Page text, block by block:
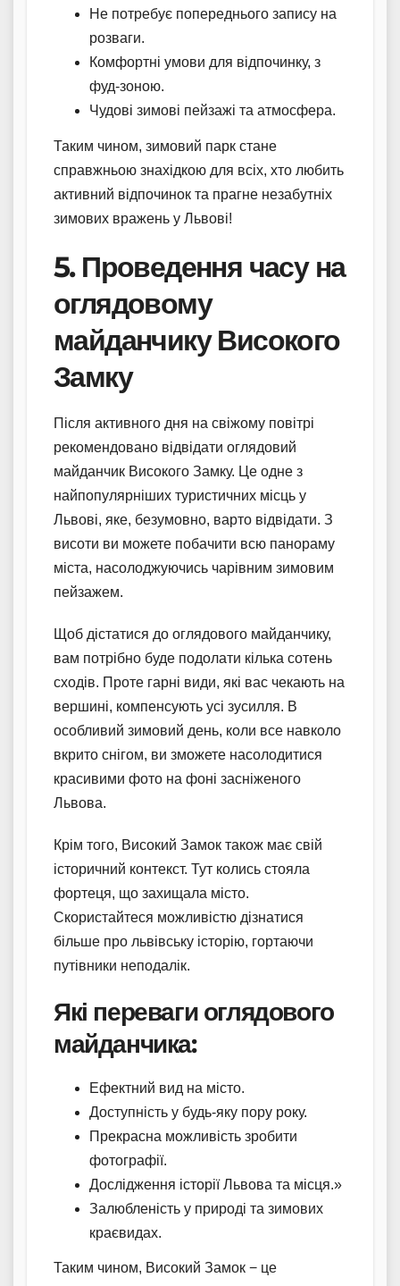
Не потребує попереднього запису на
розваги.
Комфортні умови для відпочинку, з
фуд-зоною.
Чудові зимові пейзажі та атмосфера.
Таким чином, зимовий парк стане
справжньою знахідкою для всіх, хто любить
активний відпочинок та прагне незабутніх
зимових вражень у Львові!
5. Проведення часу на
оглядовому
майданчику Високого
Замку
Після активного дня на свіжому повітрі
рекомендовано відвідати оглядовий
майданчик Високого Замку. Це одне з
найпопулярніших туристичних місць у
Львові, яке, безумовно, варто відвідати. З
висоти ви можете побачити всю панораму
міста, насолоджуючись чарівним зимовим
пейзажем.
Щоб дістатися до оглядового майданчику,
вам потрібно буде подолати кілька сотень
сходів. Проте гарні види, які вас чекають на
вершині, компенсують усі зусилля. В
особливий зимовий день, коли все навколо
вкрито снігом, ви зможете насолодитися
красивими фото на фоні засніженого
Львова.
Крім того, Високий Замок також має свій
історичний контекст. Тут колись стояла
фортеця, що захищала місто.
Скористайтеся можливістю дізнатися
більше про львівську історію, гортаючи
путівники неподалік.
Які переваги оглядового
майданчика:
Ефектний вид на місто.
Доступність у будь-яку пору року.
Прекрасна можливість зробити
фотографії.
Дослідження історії Львова та місця.»
Залюбленість у природі та зимових
краєвидах.
Таким чином, Високий Замок − це